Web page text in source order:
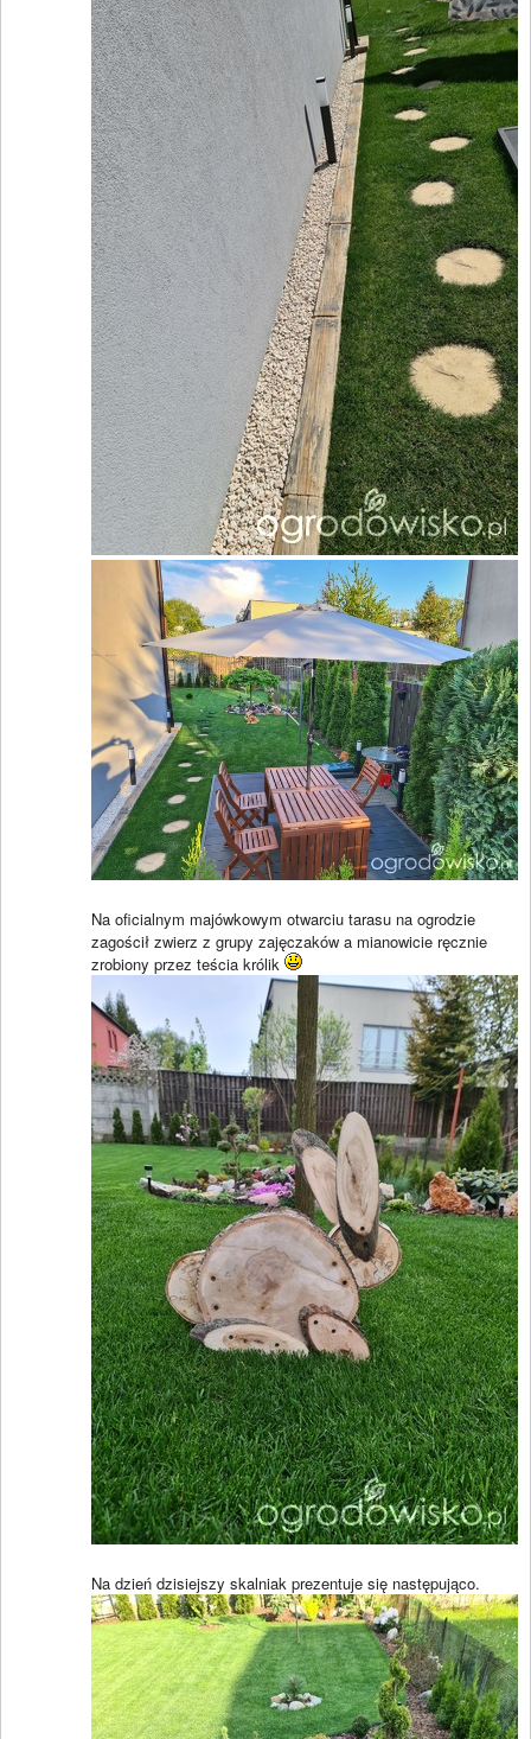
Na oficialnym majówkowym otwarciu tarasu na ogrodzie
zagościł zwierz z grupy zajęczaków a mianowicie ręcznie
zrobiony przez teścia królik
Na dzień dzisiejszy skalniak prezentuje się następująco.